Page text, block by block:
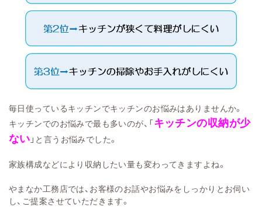
毎日使っているキッチンでキッチンのお悩みはありませんか。
キッチンでのお悩みで最も多いのが、「キッチンの収納が少
ない 」と言うお悩みでした。
家族構成などにより収納したい量も変わってきますよね。
やまなか工務店では、お客様のお話やお悩みをしっかりとお伺い
し、ご提案させていただきます。